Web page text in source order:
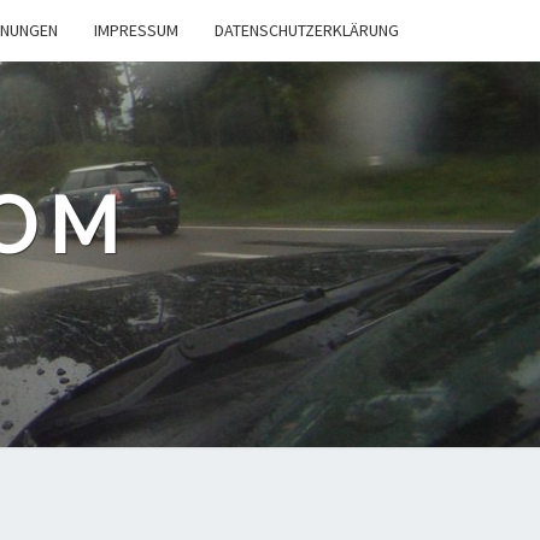
IMPRESSUM DATENSCHUTZERKLÄRUNG